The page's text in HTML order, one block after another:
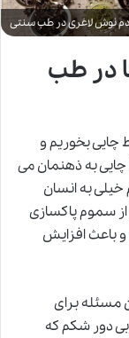
نوش لاغری در طب سنتی
در طب
چایی بخوریم و
به ذهنمان می
به انسان
سموم پاکسازی
و باعث افزایش
مسئله برای
دور شکم که